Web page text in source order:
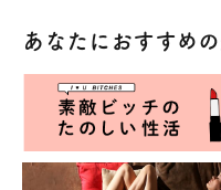
あなたにおすすめ